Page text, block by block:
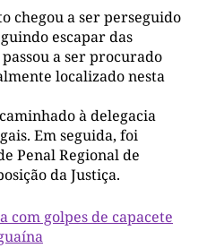
chegou a ser perseguido
escapar das
a ser procurado
localizado nesta
à delegacia
Em seguida, foi
Penal Regional de
da Justiça.
com golpes de capacete